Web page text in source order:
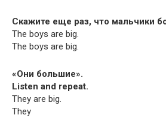
Скажите еще раз, что мальчики
The boys are big.
The boys are big.
«Они большие».
Lis­ten and repeat.
They are big.
They